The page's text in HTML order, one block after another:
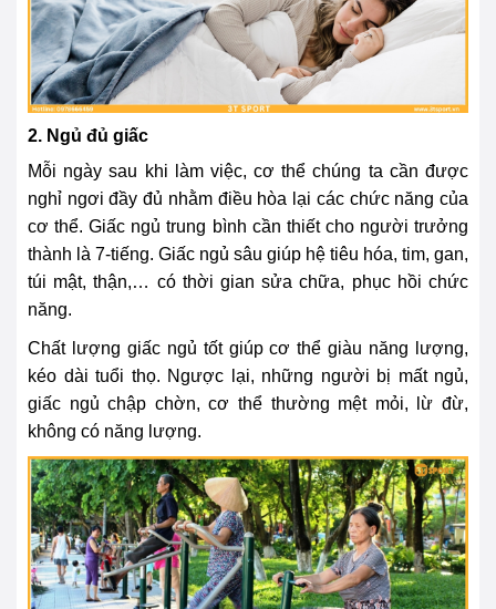
2. Ngủ đủ giấc
Mỗi ngày sau khi làm việc, cơ thể chúng ta cần được
nghỉ ngơi đầy đủ nhằm điều hòa lại các chức năng của
cơ thể. Giấc ngủ trung bình cần thiết cho người trưởng
thành là 7-tiếng. Giấc ngủ sâu giúp hệ tiêu hóa, tim, gan,
túi mật, thận,… có thời gian sửa chữa, phục hồi chức
năng.
Chất lượng giấc ngủ tốt giúp cơ thể giàu năng lượng,
kéo dài tuổi thọ. Ngược lại, những người bị mất ngủ,
giấc ngủ chập chờn, cơ thể thường mệt mỏi, lừ đừ,
không có năng lượng.